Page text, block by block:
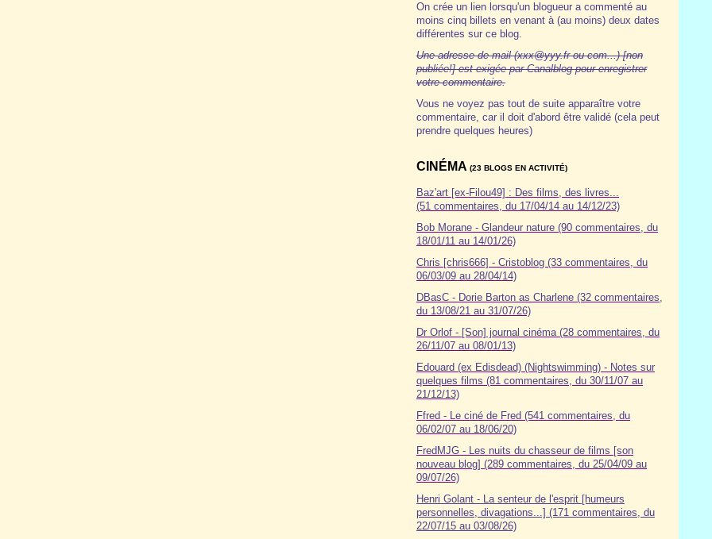
On crée un lien lorsqu'un blogueur a commenté au
moins cinq billets en venant à (au moins) deux dates
différentes sur ce blog.
Une adresse de mail (xxx@yyy.fr ou com...) [non
publiée!] est exigée par Canalblog pour enregistrer
votre commentaire.
Vous ne voyez pas tout de suite apparaître votre
commentaire, car il doit d'abord être validé (cela peut
prendre quelques heures)
CINÉMA (23 BLOGS EN ACTIVITÉ)
Baz'art [ex-Filou49] : Des films, des livres...
(51 commentaires, du 17/04/14 au 14/12/23)
Bob Morane - Glandeur nature (90 commentaires, du
18/01/11 au 14/01/26)
Chris [chris666] - Cristoblog (33 commentaires, du
06/03/09 au 28/04/14)
DBasC - Dorie Barton as Charlene (32 commentaires,
du 13/08/21 au 31/07/26)
Dr Orlof - [Son] journal cinéma (28 commentaires, du
26/11/07 au 08/01/13)
Edouard (ex Edisdead) (Nightswimming) - Notes sur
quelques films (81 commentaires, du 30/11/07 au
21/12/13)
Ffred - Le ciné de Fred (541 commentaires, du
06/02/07 au 18/06/20)
FredMJG - Les nuits du chasseur de films [son
nouveau blog] (289 commentaires, du 25/04/09 au
09/07/26)
Henri Golant - La senteur de l'esprit [humeurs
personnelles, divagations...] (171 commentaires, du
22/07/15 au 03/08/26)